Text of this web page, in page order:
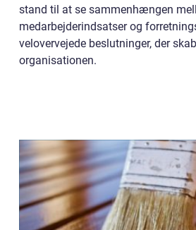
stand til at se sammenhængen
medarbejderindsatser og
velovervejede beslutninger, der
organisationen.